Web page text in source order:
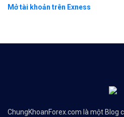
Mở tài khoản trên Exness
ChungKhoanForex.com là một Blog